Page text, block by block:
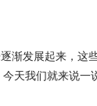
渐发展起来，这
天我们就来说一